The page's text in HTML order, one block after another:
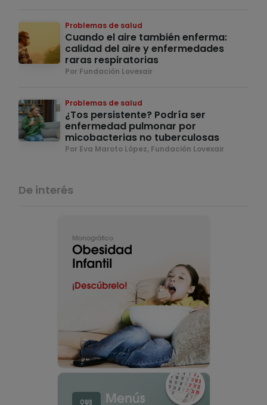
Problemas de salud
Cuando el aire también enferma:
calidad del aire y enfermedades
raras respiratorias
Por Fundación Lovexair
Problemas de salud
¿Tos persistente? Podría ser
enfermedad pulmonar por
micobacterias no tuberculosas
Por Eva Maroto López, Fundación Lovexair
De interés